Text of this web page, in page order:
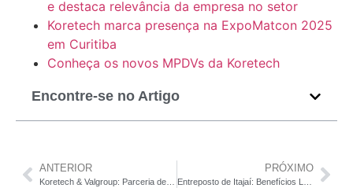
e destaca relevância da empresa no setor
Koretech marca presença na ExpoMatcon 2025
em Curitiba
Conheça os novos MPDVs da Koretech
Encontre-se no Artigo
ANTERIOR PRÓXIMO